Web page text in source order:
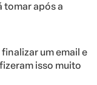
tomar após a
um email e
isso muito